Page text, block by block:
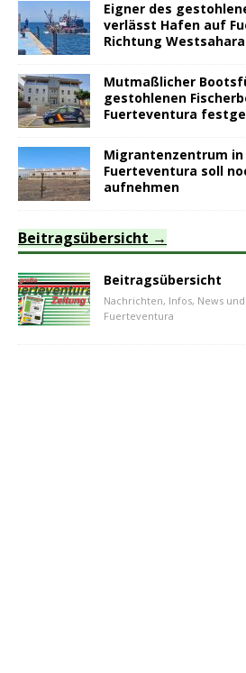
Eigner des
verlässt Hafen auf
Richtung Westsahara
Mutmaßlicher
gestohlenen
Fuerteventura
Migrantenzentrum
Fuerteventura soll
aufnehmen
Beitragsübersicht
Beitragsübersicht
Nachrichten, Infos, News
Fuerteventura